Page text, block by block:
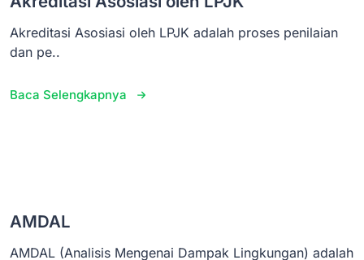
Akreditasi Asosiasi oleh LPJK adalah proses penilaian
dan pe..
Baca Selengkapnya
AMDAL
AMDAL (Analisis Mengenai Dampak Lingkungan) adalah